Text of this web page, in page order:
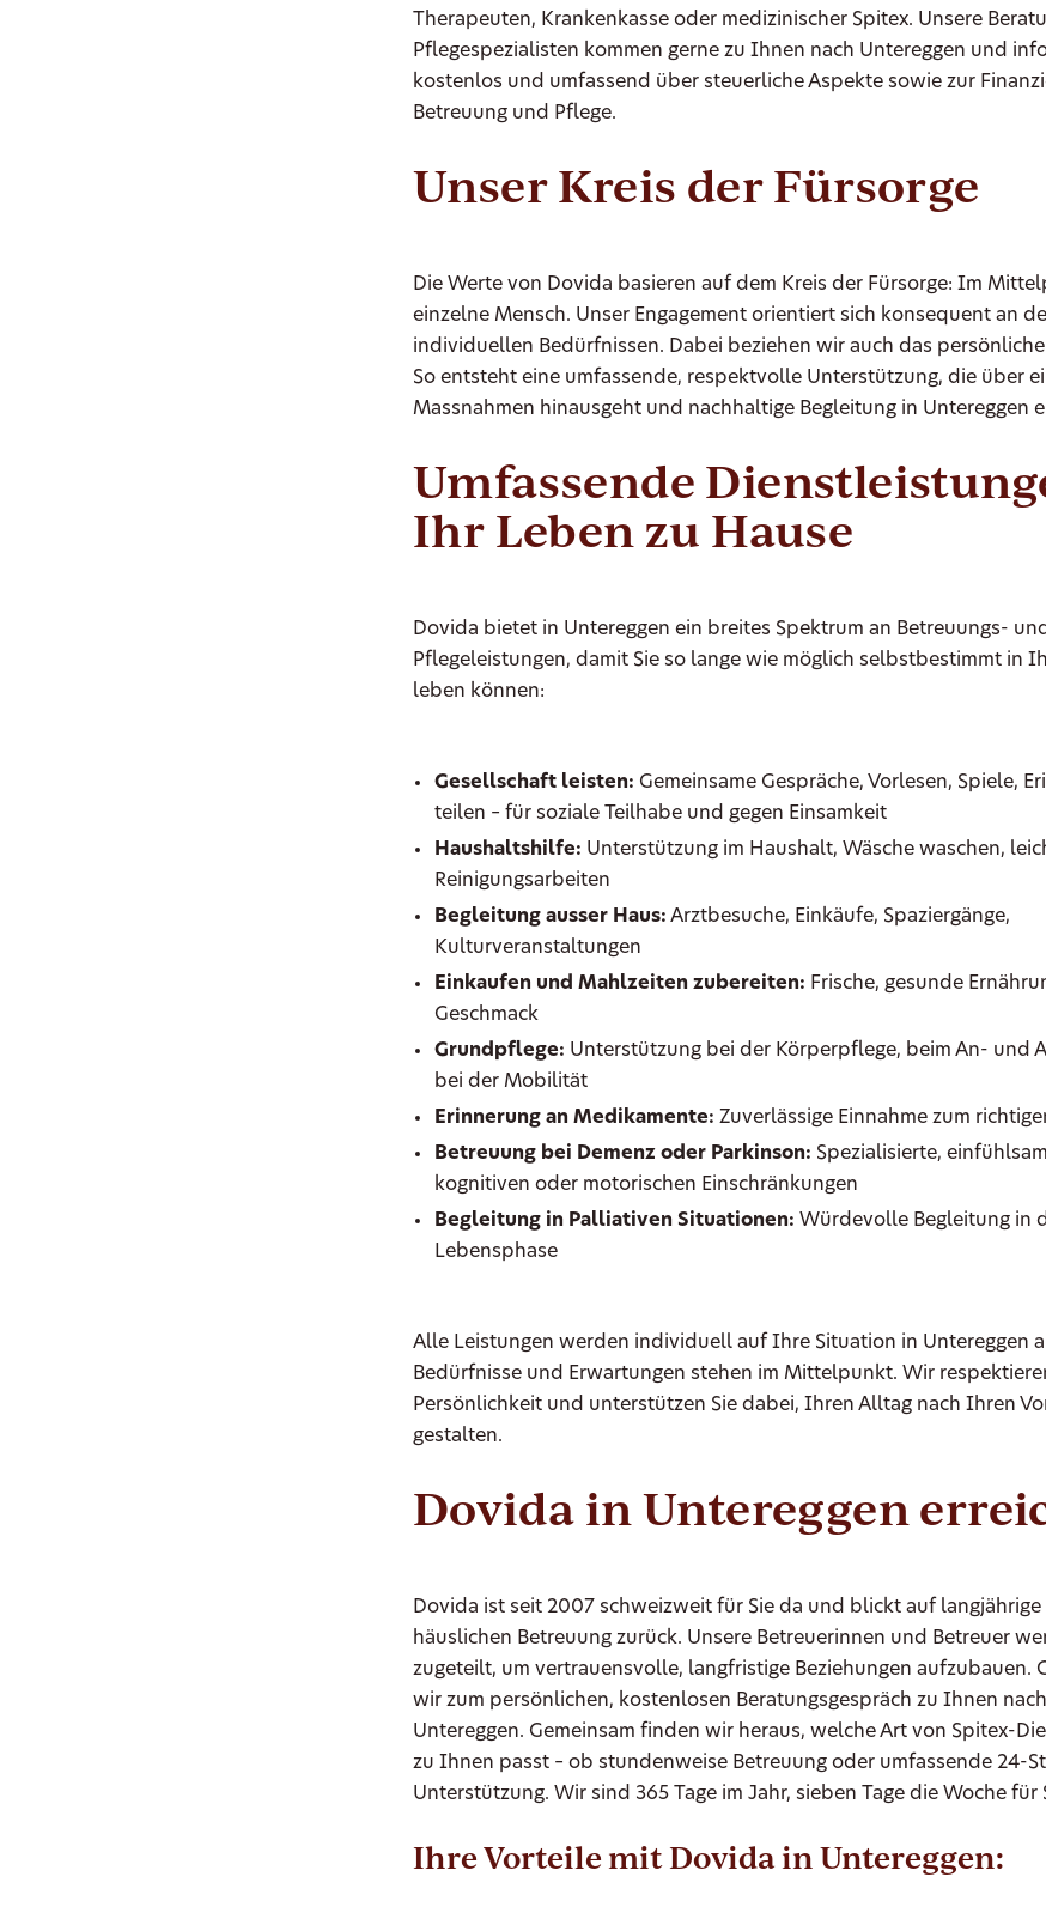
Therapeuten, Krankenkasse oder medizinischer Spitex. Unsere
Pflegespezialisten kommen gerne zu Ihnen nach Untereggen und
kostenlos und umfassend über steuerliche Aspekte sowie zur
Betreuung und Pflege.
Unser Kreis der Fürsorge
Die Werte von Dovida basieren auf dem Kreis der Fürsorge: Im
einzelne Mensch. Unser Engagement orientiert sich konsequent an
individuellen Bedürfnissen. Dabei beziehen wir auch das
So entsteht eine umfassende, respektvolle Unterstützung, die über
Massnahmen hinausgeht und nachhaltige Begleitung in Untereggen
Umfassende
Ihr Leben zu Hause
Dovida bietet in Untereggen ein breites Spektrum an Betreuungs- und
Pflegeleistungen, damit Sie so lange wie möglich selbstbestimmt in
leben können:
Gesellschaft leisten: Gemeinsame Gespräche, Vorlesen, Spiele,
teilen – für soziale Teilhabe und gegen Einsamkeit
Haushaltshilfe: Unterstützung im Haushalt, Wäsche waschen,
Reinigungsarbeiten
Begleitung ausser Haus: Arztbesuche, Einkäufe, Spaziergänge,
Kulturveranstaltungen
Einkaufen und Mahlzeiten zubereiten: Frische, gesunde
Geschmack
Grundpflege: Unterstützung bei der Körperpflege, beim An- und
bei der Mobilität
Erinnerung an Medikamente: Zuverlässige Einnahme zum
Betreuung bei Demenz oder Parkinson: Spezialisierte,
kognitiven oder motorischen Einschränkungen
Begleitung in Palliativen Situationen: Würdevolle Begleitung in
Lebensphase
Alle Leistungen werden individuell auf Ihre Situation in Untereggen
Bedürfnisse und Erwartungen stehen im Mittelpunkt. Wir
Persönlichkeit und unterstützen Sie dabei, Ihren Alltag nach Ihren
gestalten.
Dovida in Untereggen
Dovida ist seit 2007 schweizweit für Sie da und blickt auf
häuslichen Betreuung zurück. Unsere Betreuerinnen und Betreuer
zugeteilt, um vertrauensvolle, langfristige Beziehungen aufzubauen.
wir zum persönlichen, kostenlosen Beratungsgespräch zu Ihnen
Untereggen. Gemeinsam finden wir heraus, welche Art von Spitex-
zu Ihnen passt – ob stundenweise Betreuung oder umfassende 24-
Unterstützung. Wir sind 365 Tage im Jahr, sieben Tage die Woche für
Ihre Vorteile mit Dovida in Untereggen: